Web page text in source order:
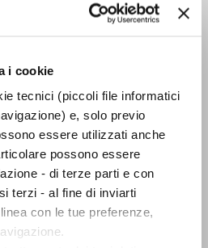
i cookie
tecnici (piccoli file informatici
e, solo previo
essere utilizzati anche
possono essere
- di terze parti e con
terzi - al fine di inviarti
con le tue preferenze,